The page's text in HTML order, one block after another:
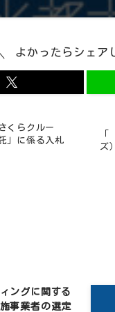
よかったらシェア
くらクルー
」に係る入札
ズ
ングに関する
事業者の選定